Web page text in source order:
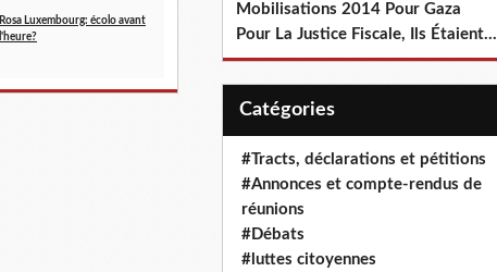
Rosa Luxembourg: écolo avant
l'heure?
Mobilisations 2014 Pour Gaza
Pour La Justice Fiscale, Ils Étaient...
Catégories
#Tracts, déclarations et pétitions
#Annonces et compte-rendus de
réunions
#Débats
#luttes citoyennes